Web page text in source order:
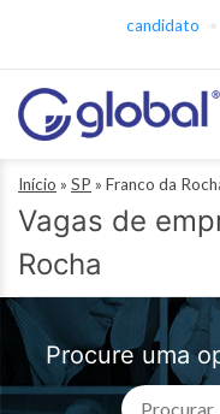
conteúdo
candidato
Global
Empregos
Início » SP » Franco da
Vagas de
Rocha
Procure uma